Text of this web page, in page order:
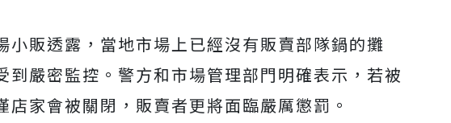
小販透露，當地市場上已經沒有販賣部隊鍋的攤
到嚴密監控。警方和市場管理部門明確表示，若被
店家會被關閉，販賣者更將面臨嚴厲懲罰。